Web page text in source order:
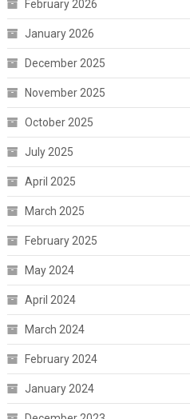
February 2026
January 2026
December 2025
November 2025
October 2025
July 2025
April 2025
March 2025
February 2025
May 2024
April 2024
March 2024
February 2024
January 2024